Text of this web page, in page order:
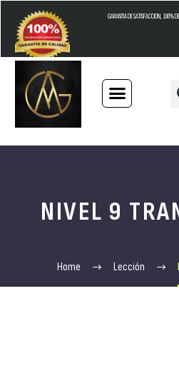
GARANTIA DE SATISFACCION, 100%
NIVEL 9
Home Lección